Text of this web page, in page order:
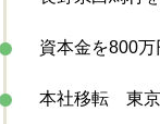
資本金を800万
本社移転 東京